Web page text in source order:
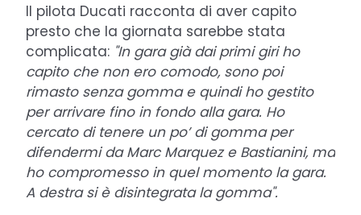
Il pilota Ducati racconta di aver capito
presto che la giornata sarebbe stata
complicata: "In gara già dai primi giri ho
capito che non ero comodo, sono poi
rimasto senza gomma e quindi ho gestito
per arrivare fino in fondo alla gara. Ho
cercato di tenere un po’ di gomma per
difendermi da Marc Marquez e Bastianini, ma
ho compromesso in quel momento la gara.
A destra si è disintegrata la gomma".